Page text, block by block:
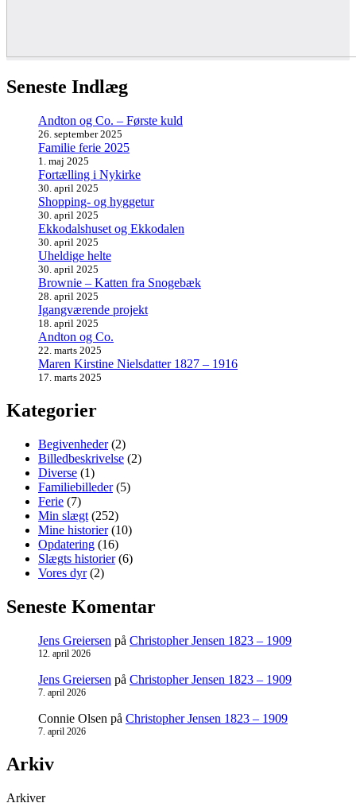
Seneste Indlæg
Andton og Co. – Første kuld
26. september 2025
Familie ferie 2025
1. maj 2025
Fortælling i Nykirke
30. april 2025
Shopping- og hyggetur
30. april 2025
Ekkodalshuset og Ekkodalen
30. april 2025
Uheldige helte
30. april 2025
Brownie – Katten fra Snogebæk
28. april 2025
Igangværende projekt
18. april 2025
Andton og Co.
22. marts 2025
Maren Kirstine Nielsdatter 1827 – 1916
17. marts 2025
Kategorier
Begivenheder(2)
Billedbeskrivelse (2)
Diverse (1)
Familiebilleder(5)
Ferie (7)
Min slægt (252)
Mine historier(10)
Opdatering (16)
Slægts historier(6)
Vores dyr(2)
Seneste Komentar
Jens Greiersen på Christopher Jensen 1823 – 1909
12. april 2026
Jens Greiersen på Christopher Jensen 1823 – 1909
7. april 2026
Connie Olsen på Christopher Jensen 1823 – 1909
7. april 2026
Arkiv
Arkiver